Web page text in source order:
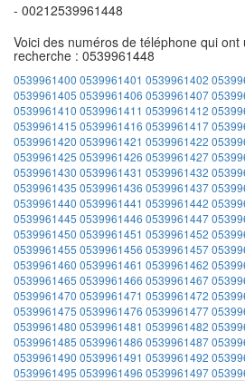
- 00212539961448
Voici des numéros de téléphone qui
recherche : 0539961448
0539961400 0539961401 0539961402
0539961405 0539961406 0539961407
0539961410 0539961411 0539961412
0539961415 0539961416 0539961417
0539961420 0539961421 0539961422
0539961425 0539961426 0539961427
0539961430 0539961431 0539961432
0539961435 0539961436 0539961437
0539961440 0539961441 0539961442
0539961445 0539961446 0539961447
0539961450 0539961451 0539961452
0539961455 0539961456 0539961457
0539961460 0539961461 0539961462
0539961465 0539961466 0539961467
0539961470 0539961471 0539961472
0539961475 0539961476 0539961477
0539961480 0539961481 0539961482
0539961485 0539961486 0539961487
0539961490 0539961491 0539961492
0539961495 0539961496 0539961497